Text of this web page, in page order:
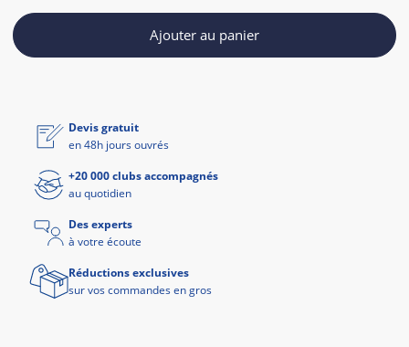
Ajouter au panier
Devis gratuit
en 48h jours ouvrés
+20 000 clubs accompagnés
au quotidien
Des experts
à votre écoute
Réductions exclusives
sur vos commandes en gros